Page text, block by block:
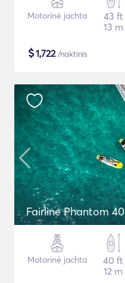
Motorinė jachta
43 ft
13 m
$1,722/naktinis
Fairline Phantom 40
Motorinė jachta
40 ft
12 m